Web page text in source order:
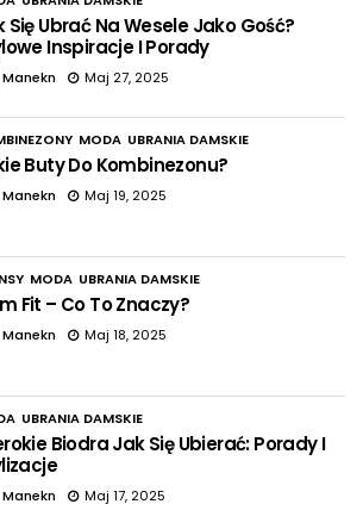
Się Ubrać Na Wesele Jako Gość?
Inspiracje I Porady
Manekn Maj 27, 2025
MODA UBRANIA DAMSKIE
Buty Do Kombinezonu?
Manekn Maj 19, 2025
MODA UBRANIA DAMSKIE
Fit – Co To Znaczy?
Manekn Maj 18, 2025
UBRANIA DAMSKIE
Biodra Jak Się Ubierać: Porady I
Manekn Maj 17, 2025